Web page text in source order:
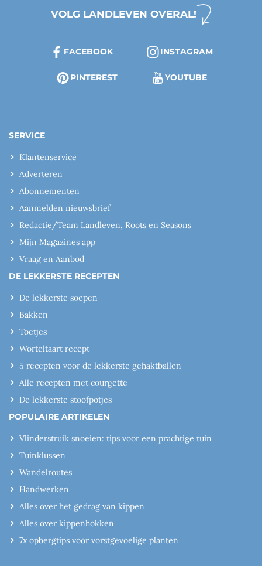
VOLG LANDLEVEN OVERAL!
FACEBOOK INSTAGRAM
PINTEREST YOUTUBE
SERVICE
Klantenservice
Adverteren
Abonnementen
Aanmelden nieuwsbrief
Redactie/Team Landleven, Roots en Seasons
Mijn Magazines app
Vraag en Aanbod
DE LEKKERSTE RECEPTEN
De lekkerste soepen
Bakken
Toetjes
Worteltaart recept
5 recepten voor de lekkerste gehaktballen
Alle recepten met courgette
De lekkerste stoofpotjes
POPULAIRE ARTIKELEN
Vlinderstruik snoeien: tips voor een prachtige tuin
Tuinklussen
Wandelroutes
Handwerken
Alles over het gedrag van kippen
Alles over kippenhokken
7x opbergtips voor vorstgevoelige planten